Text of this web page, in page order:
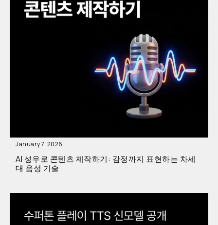
January 7, 2026
AI 성우로 콘텐츠 제작하기: 감정까지 표현하는 차세
대 음성 기술